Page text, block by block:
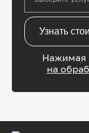
Узнать
Нажимая
на